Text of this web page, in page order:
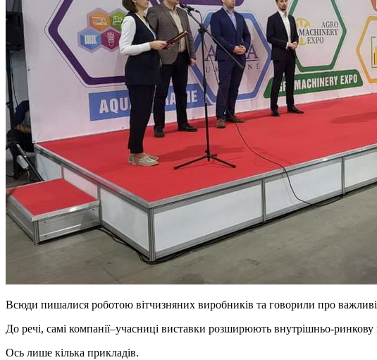
Всюди пишалися роботою вітчизняних виробників та говорили про
До речі, самі компанії–учасниці виставки розширюють внутрішньо-
Ось лише кілька прикладів.